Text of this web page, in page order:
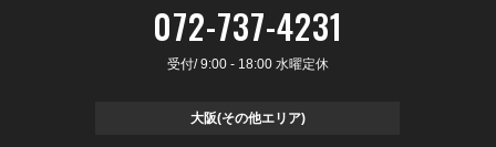
072-737-4231
受付/ 9:00 - 18:00 水曜定休
大阪(その他エリア)